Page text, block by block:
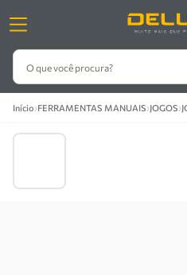
O que você procura?
Início›FERRAMENTAS MANUAIS›JOGOS›